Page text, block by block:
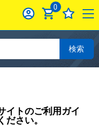
0
検索
イトのご利用ガイ
ださい。